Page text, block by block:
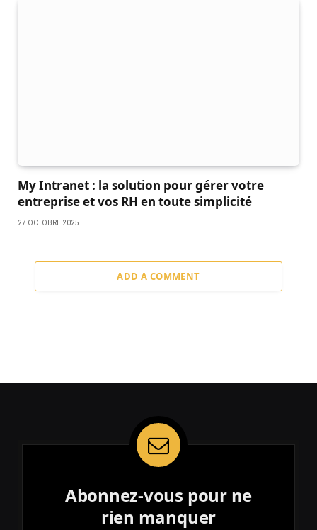
My Intranet : la solution pour gérer votre
entreprise et vos RH en toute simplicité
27 OCTOBRE 2025
ADD A COMMENT
Abonnez-vous pour ne
rien manquer